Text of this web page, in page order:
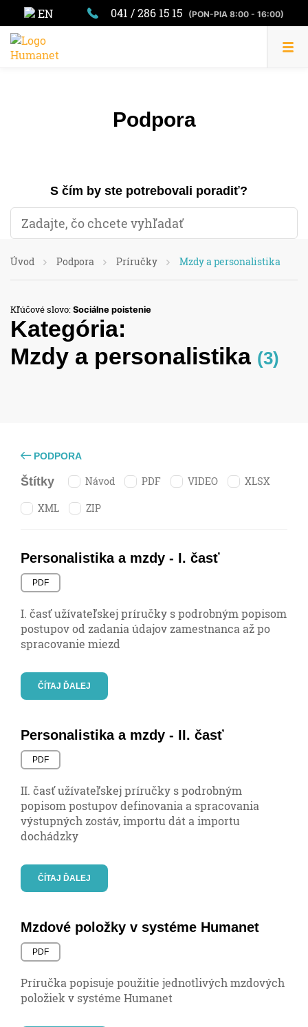
EN 041 / 286 15 15 (PON-PIA 8:00 - 16:00)
Podpora
S čím by ste potrebovali poradiť?
Úvod Podpora Príručky Mzdy a personalistika
Kľúčové slovo: Sociálne poistenie
Kategória:
Mzdy a personalistika (3)
PODPORA
Štítky Návod PDF VIDEO XLSX
XML ZIP
Personalistika a mzdy - I. časť
PDF
I. časť užívateľskej príručky s podrobným popisom
postupov od zadania údajov zamestnanca až po
spracovanie miezd
ČÍTAJ ĎALEJ
Personalistika a mzdy - II. časť
PDF
II. časť užívateľskej príručky s podrobným
popisom postupov definovania a spracovania
výstupných zostáv, importu dát a importu
dochádzky
ČÍTAJ ĎALEJ
Mzdové položky v systéme Humanet
PDF
Príručka popisuje použitie jednotlivých mzdových
položiek v systéme Humanet